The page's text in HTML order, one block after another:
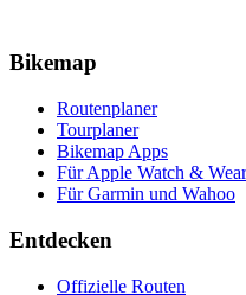
Bikemap
Routenplaner
Tourplaner
Bikemap Apps
Für Apple Watch &
Für Garmin und Wahoo
Entdecken
Offizielle Routen